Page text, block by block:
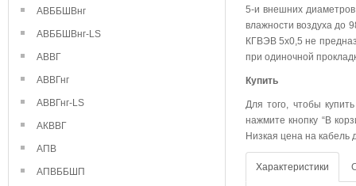
АВББШВнг
АВББШВнг-LS
АВВГ
АВВГнг
АВВГнг-LS
АКВВГ
АПВ
АПВББШП
5-и внешних
влажности воздуха до
КГВЭВ 5х0,5 не
при одиночной
Купить
Для того, чтобы
нажмите кнопку “В
Низкая цена на кабель
Характеристики